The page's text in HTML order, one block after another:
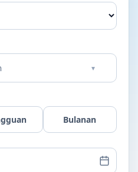
▾
Bulanan